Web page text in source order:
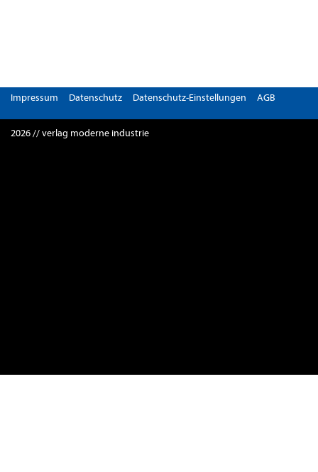
Impressum Datenschutz Datenschutz-Einstellungen AGB
2026 // verlag moderne industrie